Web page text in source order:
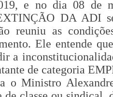
e no dia 08 de
DA ADI
reuniu as
Ele entende
a
de categoria
o Ministro